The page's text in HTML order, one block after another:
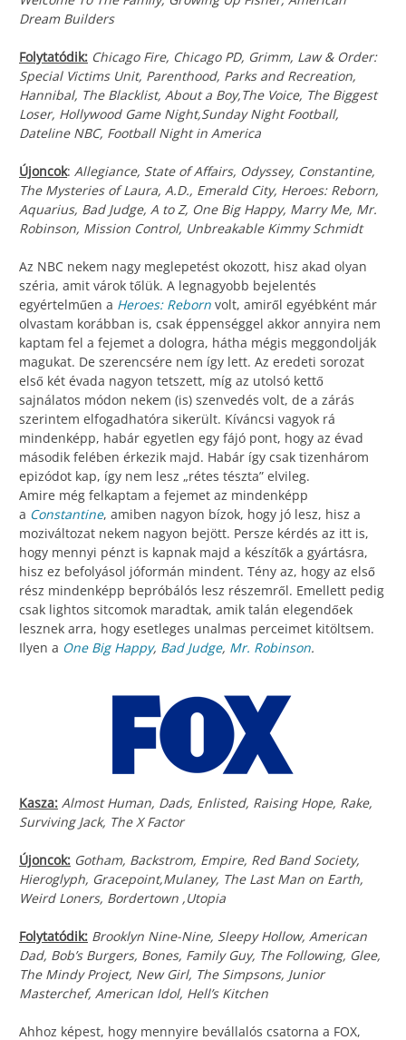
Dream Builders
Folytatódik: Chicago Fire, Chicago PD, Grimm, Law & Order:
Special Victims Unit, Parenthood, Parks and Recreation,
Hannibal, The Blacklist, About a Boy,The Voice, The Biggest
Loser, Hollywood Game Night,Sunday Night Football,
Dateline NBC, Football Night in America
Újoncok: Allegiance, State of Affairs, Odyssey, Constantine,
The Mysteries of Laura, A.D., Emerald City, Heroes: Reborn,
Aquarius, Bad Judge, A to Z, One Big Happy, Marry Me, Mr.
Robinson, Mission Control, Unbreakable Kimmy Schmidt
Az NBC nekem nagy meglepetést okozott, hisz akad olyan
széria, amit várok tőlük. A legnagyobb bejelentés
egyértelműen a Heroes: Reborn volt, amiről egyébként már
olvastam korábban is, csak éppenséggel akkor annyira nem
kaptam fel a fejemet a dologra, hátha mégis meggondolják
magukat. De szerencsére nem így lett. Az eredeti sorozat
első két évada nagyon tetszett, míg az utolsó kettő
sajnálatos módon nekem (is) szenvedés volt, de a zárás
szerintem elfogadhatóra sikerült. Kíváncsi vagyok rá
mindenképp, habár egyetlen egy fájó pont, hogy az évad
második felében érkezik majd. Habár így csak tizenhárom
epizódot kap, így nem lesz „rétes tészta” elvileg.
Amire még felkaptam a fejemet az mindenképp
a Constantine, amiben nagyon bízok, hogy jó lesz, hisz a
moziváltozat nekem nagyon bejött. Persze kérdés az itt is,
hogy mennyi pénzt is kapnak majd a készítők a gyártásra,
hisz ez befolyásol jóformán mindent. Tény az, hogy az első
rész mindenképp bepróbálós lesz részemről. Emellett pedig
csak lightos sitcomok maradtak, amik talán elegendőek
lesznek arra, hogy esetleges unalmas perceimet kitöltsem.
Ilyen a One Big Happy, Bad Judge, Mr. Robinson.
Kasza: Almost Human, Dads, Enlisted, Raising Hope, Rake,
Surviving Jack, The X Factor
Újoncok: Gotham, Backstrom, Empire, Red Band Society,
Hieroglyph, Gracepoint,Mulaney, The Last Man on Earth,
Weird Loners, Bordertown ,Utopia
Folytatódik: Brooklyn Nine-Nine, Sleepy Hollow, American
Dad, Bob’s Burgers, Bones, Family Guy, The Following, Glee,
The Mindy Project, New Girl, The Simpsons, Junior
Masterchef, American Idol, Hell’s Kitchen
Ahhoz képest, hogy mennyire bevállalós csatorna a FOX,